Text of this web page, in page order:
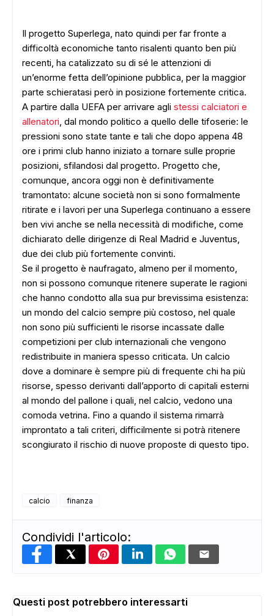
Il progetto Superlega, nato quindi per far fronte a
difficoltà economiche tanto risalenti quanto ben più
recenti, ha catalizzato su di sé le attenzioni di
un’enorme fetta dell’opinione pubblica, per la maggior
parte schieratasi però in posizione fortemente critica.
A partire dalla UEFA per arrivare agli stessi calciatori e
allenatori, dal mondo politico a quello delle tifoserie: le
pressioni sono state tante e tali che dopo appena 48
ore i primi club hanno iniziato a tornare sulle proprie
posizioni, sfilandosi dal progetto. Progetto che,
comunque, ancora oggi non è definitivamente
tramontato: alcune società non si sono formalmente
ritirate e i lavori per una Superlega continuano a essere
ben vivi anche se nella necessità di modifiche, come
dichiarato delle dirigenze di Real Madrid e Juventus,
due dei club più fortemente convinti.
Se il progetto è naufragato, almeno per il momento,
non si possono comunque ritenere superate le ragioni
che hanno condotto alla sua pur brevissima esistenza:
un mondo del calcio sempre più costoso, nel quale
non sono più sufficienti le risorse incassate dalle
competizioni per club internazionali che vengono
redistribuite in maniera spesso criticata. Un calcio
dove a dominare è sempre più di frequente chi ha più
risorse, spesso derivanti dall’apporto di capitali esterni
al mondo del pallone i quali, nel calcio, vedono una
comoda vetrina. Fino a quando il sistema rimarrà
improntato a tali criteri, difficilmente si potrà ritenere
scongiurato il rischio di nuove proposte di questo tipo.
calcio finanza
Condividi l'articolo:
Questi post potrebbero interessarti